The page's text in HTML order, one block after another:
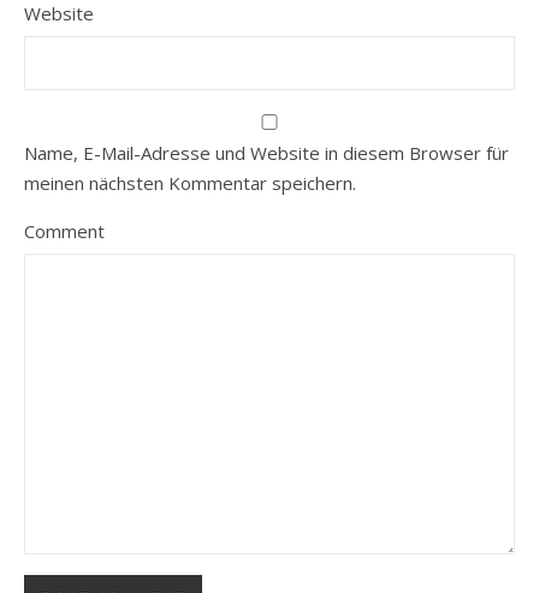
Website
Name, E-Mail-Adresse und Website in diesem Browser für
meinen nächsten Kommentar speichern.
Comment